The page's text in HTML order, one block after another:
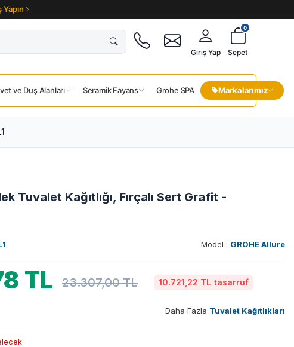
Giriş Yap
0
Sepet
ve Duş Alanları Seramik Fayans Grohe SPA Markalarımız
Tuvalet Kağıtlığı, Fırçalı Sert Grafit -
Model : GROHE Allure
TL 23.307,00TL 10.721,22 TL tasarruf
Daha Fazla Tuvalet Kağıtlıkları